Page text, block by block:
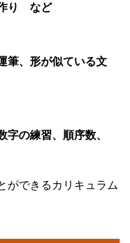
作り など
筆、形が似ている文
の練習、順序数、
ができるカリキュラム